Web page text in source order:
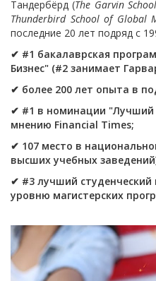
Тандербёрд (The Garvin
Thunderbird School of Global
последние 20 лет подряд с
✔ #1 бакалаврская
Бизнес" (#2 занимает
✔ более 200 лет опыта в
✔ #1 в номинации
мнению Financial Times;
✔ 107 место в
высших учебных
✔ #3 лучший студенческий
уровню магистерских